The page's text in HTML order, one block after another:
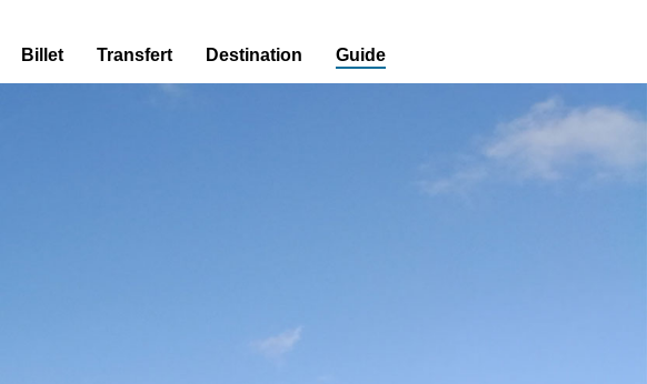
Billet Transfert Destination Guide